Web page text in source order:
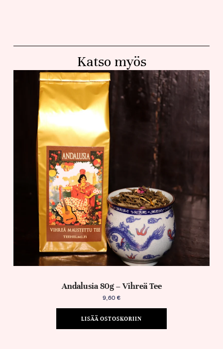
Katso myös
Andalusia 80g – Vihreä Tee
9,60 €
LISÄÄ OSTOSKORIIN